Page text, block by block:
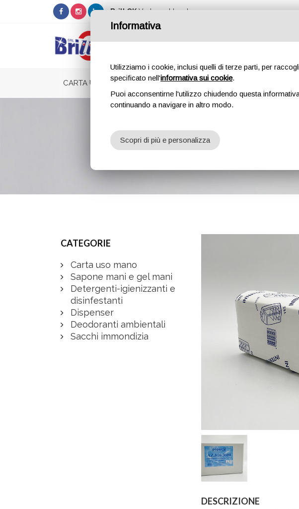
Brill OK Vedano al Lambro
CARTA USO MANO SAPONE MANI E GEL MANI DETERGENTI-
Carta
CATEGORIE
Carta uso mano
Sapone mani e gel mani
Detergenti-igienizzanti e
disinfestanti
Dispenser
Deodoranti ambientali
Sacchi immondizia
DESCRIZIONE
Informativa
Utilizziamo i cookie, inclusi quelli di terze parti, per
specificato nell'informativa sui cookie.
Puoi acconsentirne l'utilizzo chiudendo questa
continuando a navigare in altro modo.
Scopri di più e personalizza